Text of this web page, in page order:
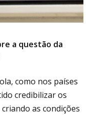
a questão da
como nos países
credibilizar os
as condições